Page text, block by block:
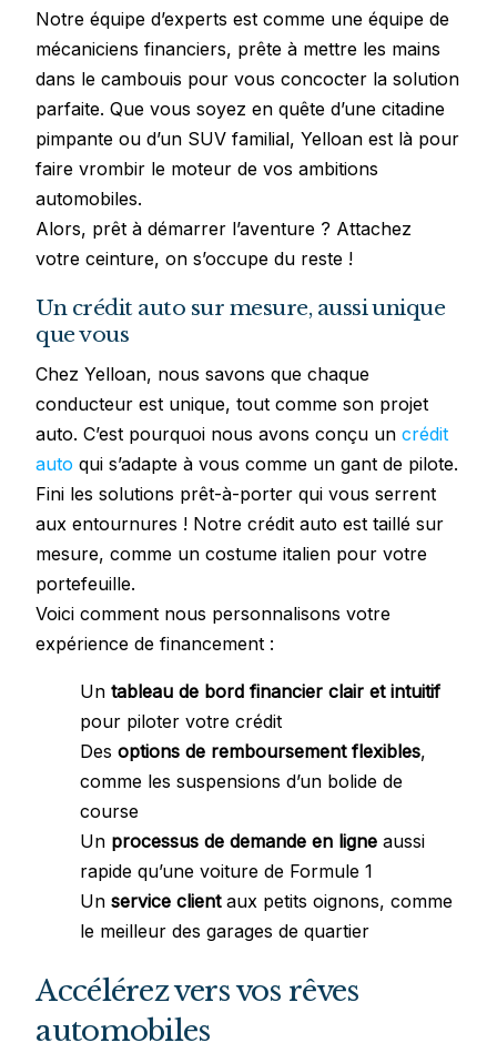
Notre équipe d’experts est comme une équipe de
mécaniciens financiers, prête à mettre les mains
dans le cambouis pour vous concocter la solution
parfaite. Que vous soyez en quête d’une citadine
pimpante ou d’un SUV familial, Yelloan est là pour
faire vrombir le moteur de vos ambitions
automobiles.
Alors, prêt à démarrer l’aventure ? Attachez
votre ceinture, on s’occupe du reste !
Un crédit auto sur mesure, aussi unique
que vous
Chez Yelloan, nous savons que chaque
conducteur est unique, tout comme son projet
auto. C’est pourquoi nous avons conçu uncrédit
auto qui s’adapte à vous comme un gant de pilote.
Fini les solutions prêt-à-porter qui vous serrent
aux entournures ! Notre crédit auto est taillé sur
mesure, comme un costume italien pour votre
portefeuille.
Voici comment nous personnalisons votre
expérience de financement :
Untableau de bord financier clair et intuitif
pour piloter votre crédit
Desoptions de remboursement flexibles,
comme les suspensions d’un bolide de
course
Un processus de demande en ligne aussi
rapide qu’une voiture de Formule 1
Unservice clientaux petits oignons, comme
le meilleur des garages de quartier
Accélérez vers vos rêves
automobiles